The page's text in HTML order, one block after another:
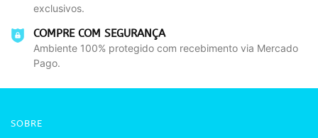
exclusivos.
COMPRE COM SEGURANÇA
Ambiente 100% protegido com recebimento via Mercado
Pago.
SOBRE